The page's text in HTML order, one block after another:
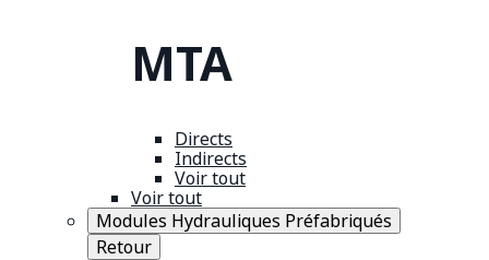
MTA
Directs
Indirects
Voir tout
Voir tout
Modules Hydrauliques Préfabriqués
Retour